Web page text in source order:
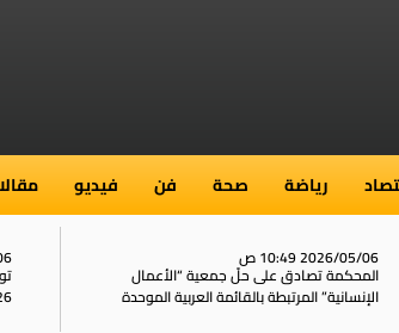
رياضة صحة فن فيديو
2026/05/06 10:49 ص
المحكمة تصادق على حلّ جمعية “الأعمال
الإنسانية” المرتبطة بالقائمة العربية الموحدة 226 كم/س